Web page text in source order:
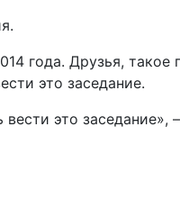
года. Друзья, такое
это заседание.
это заседание»,